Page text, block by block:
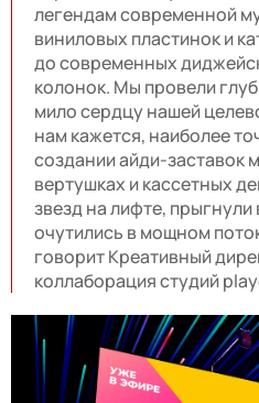
легендам современной
виниловых пластинок и
до современных
колонок. Мы провели
мило сердцу нашей
нам кажется, наиболее
создании айди-заставок
вертушках и кассетных
звезд на лифте,
очутились в мощном
говорит Креативный
коллаборация студий